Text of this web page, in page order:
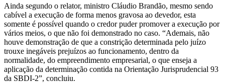
Ainda segundo o relator, ministro Cláudio Brandão, mesmo sendo
cabível a execução de forma menos gravosa ao devedor, esta
somente é possível quando o credor puder promover a execução por
vários meios, o que não foi demonstrado no caso. “Ademais, não
houve demonstração de que a constrição determinada pelo juízo
trouxe inegáveis prejuízos ao funcionamento, dentro da
normalidade, do empreendimento empresarial, o que enseja a
aplicação da determinação contida na Orientação Jurisprudencial 93
da SBDI-2”, concluiu.